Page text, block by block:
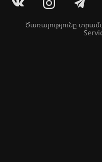
Ծառայությունը